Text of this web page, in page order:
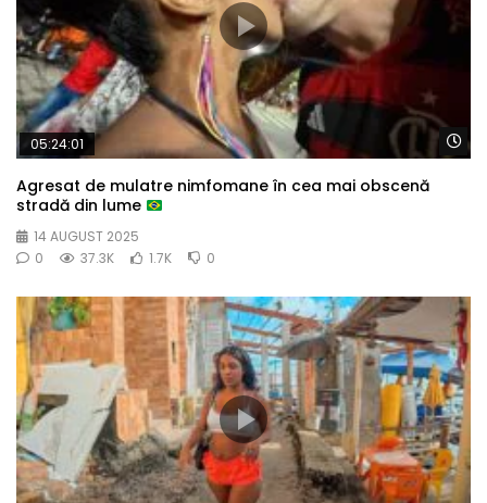
05:24:01
Agresat de mulatre nimfomane în cea mai obscenă
stradă din lume
14 AUGUST 2025
0
37.3K 1.7K 0